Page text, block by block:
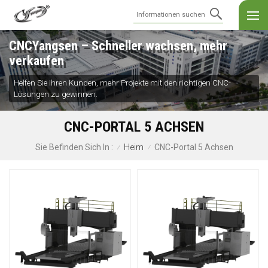
CNCYangsen – Schneller wachsen, mehr
verkaufen
Helfen Sie Ihren Kunden, mehr Projekte mit den richtigen CNC-
Lösungen zu gewinnen.
CNC-PORTAL 5 ACHSEN
Sie Befinden Sich In : / Heim / CNC-Portal 5 Achsen